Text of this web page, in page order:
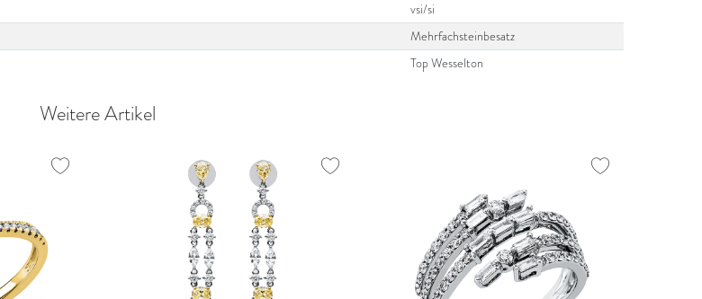
vsi/si
Mehrfachsteinbesatz
Top Wesselton
Weitere Artikel